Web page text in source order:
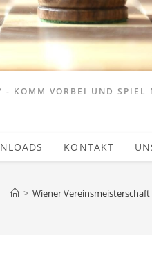
- KOMM VORBEI UND SPIEL
KONTAKT
> Wiener